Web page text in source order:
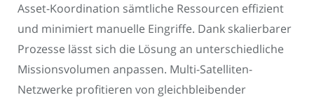
Asset-Koordination sämtliche Ressourcen effizient
und minimiert manuelle Eingriffe. Dank skalierbarer
Prozesse lässt sich die Lösung an unterschiedliche
Missionsvolumen anpassen. Multi-Satelliten-
Netzwerke profitieren von gleichbleibender